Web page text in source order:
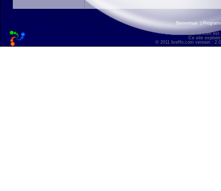
Bienvenue
liveffn.com est
Ce site
© 2011 liveffn.com version :